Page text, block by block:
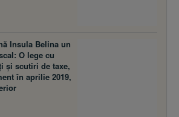
Insula Belina un
O lege cu
şi scutiri de taxe,
în aprilie 2019,